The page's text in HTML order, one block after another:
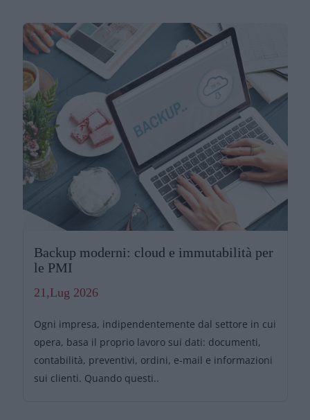
Backup moderni: cloud e immutabilità per
le PMI
21,Lug 2026
Ogni impresa, indipendentemente dal settore in cui
opera, basa il proprio lavoro sui dati: documenti,
contabilità, preventivi, ordini, e-mail e informazioni
sui clienti. Quando questi..